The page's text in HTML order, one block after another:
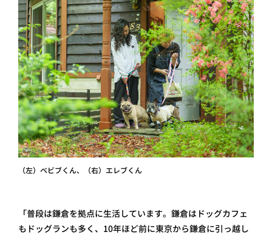
（左）ベビブくん、（右）エレブくん
「普段は鎌倉を拠点に生活しています。鎌倉はドッグカフェ
もドッグランも多く、10年ほど前に東京から鎌倉に引っ越し